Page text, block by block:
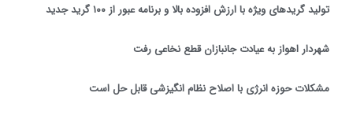
تولید گریدهای ویژه با ارزش افزوده بالا و برنامه عبور از ۱۰۰ گرید جدید
شهردار اهواز به عیادت جانبازان قطع نخاعی رفت
مشکلات حوزه انرژی با اصلاح نظام انگیزشی قابل حل است